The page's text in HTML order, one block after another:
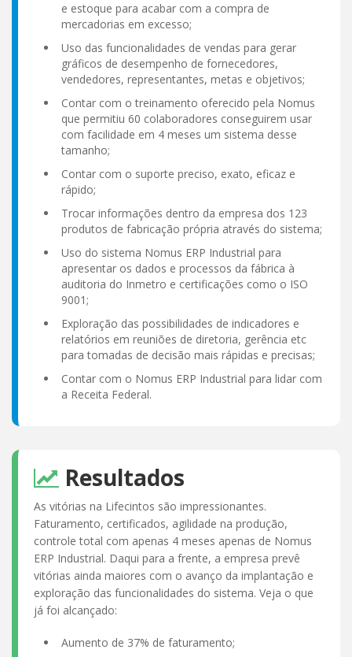
e estoque para acabar com a compra de
mercadorias em excesso;
Uso das funcionalidades de vendas para gerar
gráficos de desempenho de fornecedores,
vendedores, representantes, metas e objetivos;
Contar com o treinamento oferecido pela Nomus
que permitiu 60 colaboradores conseguirem usar
com facilidade em 4 meses um sistema desse
tamanho;
Contar com o suporte preciso, exato, eficaz e
rápido;
Trocar informações dentro da empresa dos 123
produtos de fabricação própria através do sistema;
Uso do sistema Nomus ERP Industrial para
apresentar os dados e processos da fábrica à
auditoria do Inmetro e certificações como o ISO
9001;
Exploração das possibilidades de indicadores e
relatórios em reuniões de diretoria, gerência etc
para tomadas de decisão mais rápidas e precisas;
Contar com o Nomus ERP Industrial para lidar com
a Receita Federal.
Resultados
As vitórias na Lifecintos são impressionantes.
Faturamento, certificados, agilidade na produção,
controle total com apenas 4 meses apenas de Nomus
ERP Industrial. Daqui para a frente, a empresa prevê
vitórias ainda maiores com o avanço da implantação e
exploração das funcionalidades do sistema. Veja o que
já foi alcançado:
Aumento de 37% de faturamento;